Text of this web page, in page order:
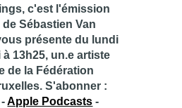
c'est l'émission
Sébastien Van
présente du lundi
13h25, un.e artiste
de la Fédération
S'abonner :
-Apple Podcasts -